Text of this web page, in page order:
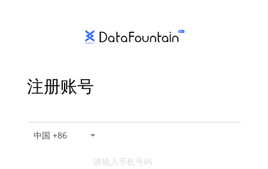
注册账号
中国 +86